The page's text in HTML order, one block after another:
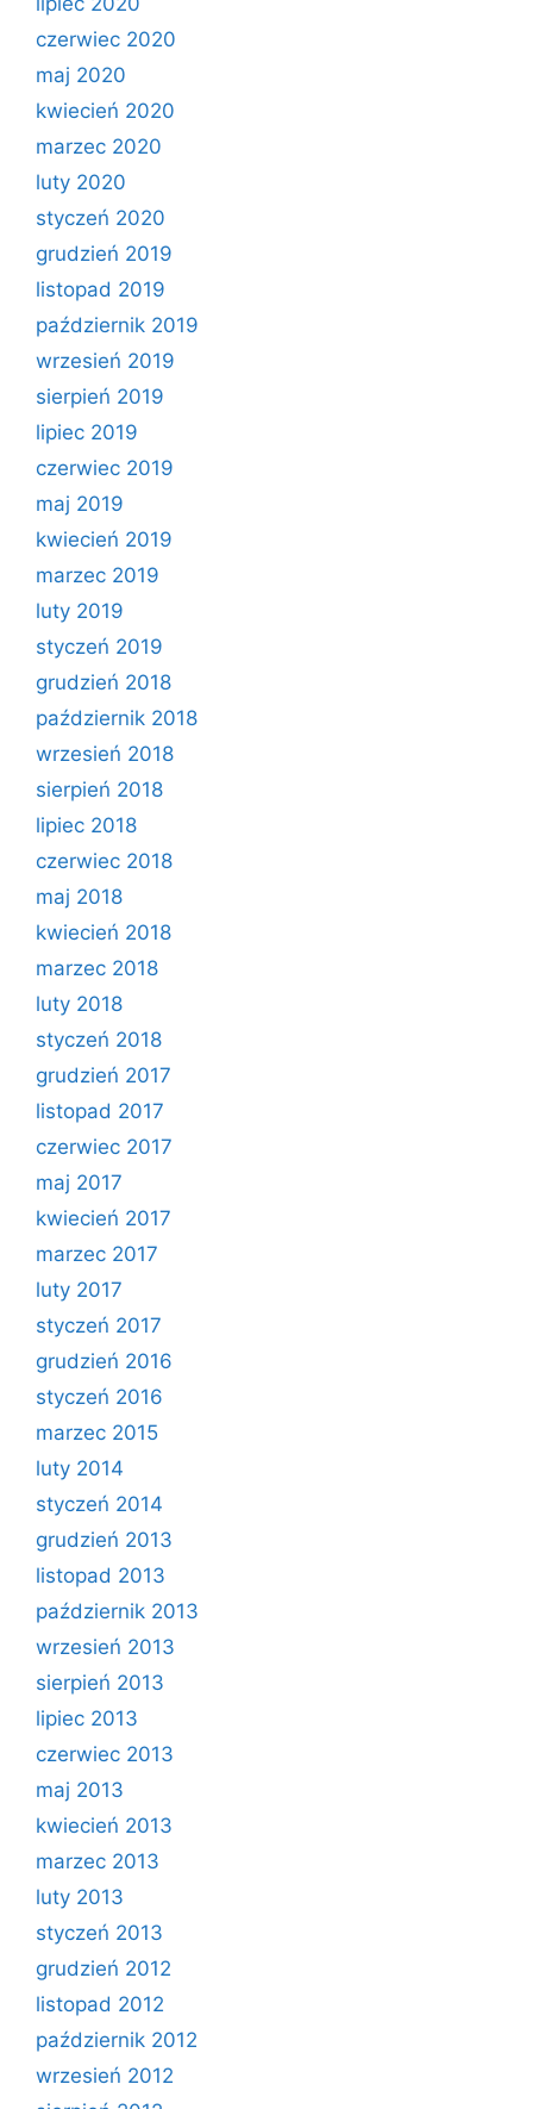
czerwiec 2020
maj 2020
kwiecień 2020
marzec 2020
luty 2020
styczeń 2020
grudzień 2019
listopad 2019
październik 2019
wrzesień 2019
sierpień 2019
lipiec 2019
czerwiec 2019
maj 2019
kwiecień 2019
marzec 2019
luty 2019
styczeń 2019
grudzień 2018
październik 2018
wrzesień 2018
sierpień 2018
lipiec 2018
czerwiec 2018
maj 2018
kwiecień 2018
marzec 2018
luty 2018
styczeń 2018
grudzień 2017
listopad 2017
czerwiec 2017
maj 2017
kwiecień 2017
marzec 2017
luty 2017
styczeń 2017
grudzień 2016
styczeń 2016
marzec 2015
luty 2014
styczeń 2014
grudzień 2013
listopad 2013
październik 2013
wrzesień 2013
sierpień 2013
lipiec 2013
czerwiec 2013
maj 2013
kwiecień 2013
marzec 2013
luty 2013
styczeń 2013
grudzień 2012
listopad 2012
październik 2012
wrzesień 2012